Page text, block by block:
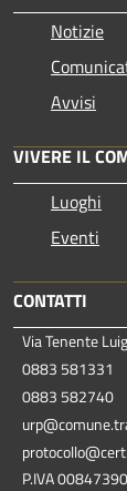
Notizie
Avvisi
VIVERE IL
Luoghi
Eventi
CONTATTI
Via Tenente
0883 581331
0883 582740
P.IVA